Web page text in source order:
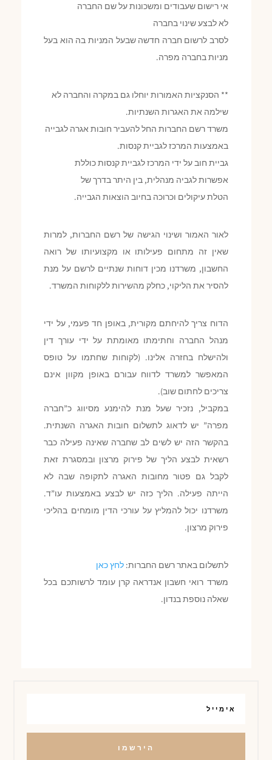
אי רישום שעבודים ומשכונות על שם החברה
לא לבצע שינוי בחברה
לסרב לרשום חברה חדשה שבעל המניות בה הוא בעל
מניות בחברה מפרה.
** הסנקציות האמורות יוחלו גם במקרה והחברה לא
שילמה את האגרות השנתיות.
משרד רשם החברות החל להעביר חובות אגרה לגבייה
באמצעות המרכז לגביית קנסות.
גביית חוב על ידי המרכז לגביית קנסות כוללת
אפשרות לגביה מנהלית, בין היתר בדרך של
הטלת עיקולים וכרוכה בחיוב הוצאות הגבייה.
לאור האמור ושינוי הגישה של רשם החברות, למרות
שאין זה מתחום פעילותו או מקצועיותו של רואה
החשבון, משרדנו מכין דוחות שנתיים לרשם על מנת
להסיר את הליקוי, כחלק מהשירות ללקוחות המשרד.
הדוח צריך להיחתם מקורית, באופן חד פעמי, על ידי
מנהל החברה וחתימתו מאומתת על ידי עורך דין
ולהישלח בחזרה אלינו. (לקוחות שחתמו על טופס
המאפשר למשרד לדווח עבורם באופן מקוון אינם
צריכים לחתום שוב).
במקביל, נזכיר שעל מנת להימנע מסיווג כ”חברה
מפרה” יש לדאוג לתשלום חובות האגרה השנתית.
בהקשר הזה יש לשים לב שחברה שאינה פעילה כבר
רשאית לבצע הליך של פירוק מרצון ובמסגרת זאת
לקבל גם פטור מחובות האגרה לתקופה שבה לא
הייתה פעילה. הליך כזה יש לבצע באמצעות עו”ד.
משרדנו יכול להמליץ על עורכי הדין מומחים בהליכי
פירוק מרצון.
לתשלום באתר רשם החברות:לחץ כאן
משרד רואי חשבון אנדראה קרן עומד לרשותכם בכל
שאלה נוספת בנדון.
הירשמו